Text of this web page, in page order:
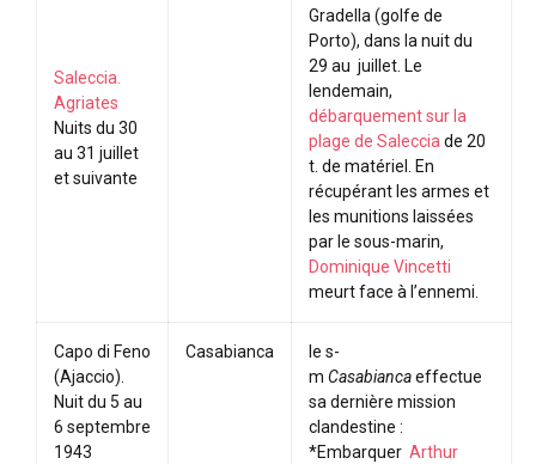
Saleccia.
Agriates
Nuits du 30
au 31 juillet
et suivante
Gradella (golfe de
Porto), dans la nuit du
29 au juillet. Le
lendemain,
débarquement sur la
plage de Saleccia de 20
t. de matériel. En
récupérant les armes et
les munitions laissées
par le sous-marin,
Dominique Vincetti
meurt face à l’ennemi.
Capo di Feno
(Ajaccio).
Nuit du 5 au
6 septembre
1943
Casabianca
le s-
m Casabiancaeffectue
sa dernière mission
clandestine :
*Embarquer Arthur